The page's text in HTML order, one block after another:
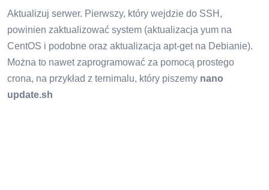
Aktualizuj serwer. Pierwszy, który wejdzie do SSH,
powinien zaktualizować system (aktualizacja yum na
CentOS i podobne oraz aktualizacja apt-get na Debianie).
Można to nawet zaprogramować za pomocą prostego
crona, na przykład z ternimalu, który piszemy nano
update.sh